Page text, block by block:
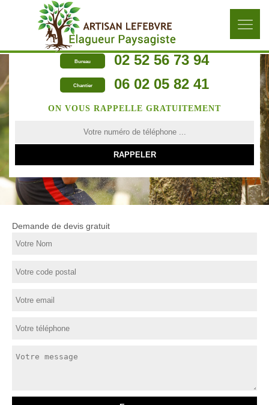
Bureau 02 52 56 73 94
Chantier 06 02 05 82 41
ON VOUS RAPPELLE GRATUITEMENT
Demande de devis gratuit